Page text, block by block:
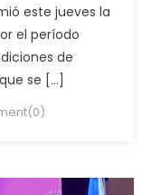
este jueves la
el período
de
se […]